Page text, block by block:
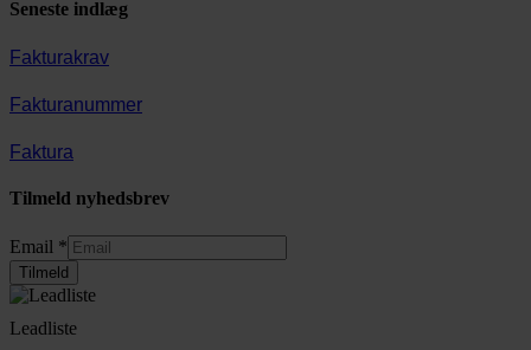
Seneste indlæg
Fakturakrav
Fakturanummer
Faktura
Tilmeld nyhedsbrev
Email
Email *
Tilmeld
Leadliste